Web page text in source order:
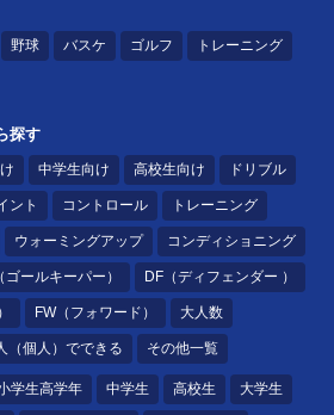
野球 バスケ ゴルフ トレーニング
探す
中学生向け 高校生向け ドリブル
ント コントロール トレーニング
ウォーミングアップ コンディショニング
ゴールキーパー） DF（ディフェンダー ）
FW（フォワード） 大人数
（個人）でできる その他一覧
学生高学年 中学生 高校生 大学生